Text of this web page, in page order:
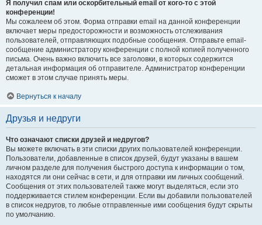
Я получил спам или оскорбительный email от кого-то с этой
конференции!
Мы сожалеем об этом. Форма отправки email на данной конференции
включает меры предосторожности и возможность отслеживания
пользователей, отправляющих подобные сообщения. Отправьте email-
сообщение администратору конференции с полной копией полученного
письма. Очень важно включить все заголовки, в которых содержится
детальная информация об отправителе. Администратор конференции
сможет в этом случае принять меры.
Вернуться к началу
Друзья и недруги
Что означают списки друзей и недругов?
Вы можете включать в эти списки других пользователей конференции.
Пользователи, добавленные в список друзей, будут указаны в вашем
личном разделе для получения быстрого доступа к информации о том,
находятся ли они сейчас в сети, и для отправки им личных сообщений.
Сообщения от этих пользователей также могут выделяться, если это
поддерживается стилем конференции. Если вы добавили пользователей
в список недругов, то любые отправленные ими сообщения будут скрыты
по умолчанию.